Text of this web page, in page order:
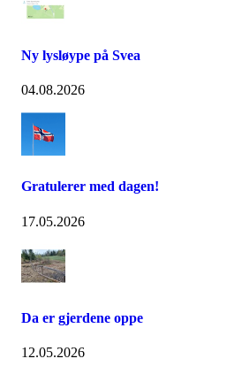
Ny lysløype på Svea
04.08.2026
Gratulerer med dagen!
17.05.2026
Da er gjerdene oppe
12.05.2026